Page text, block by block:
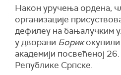
Након уручења ордена,
организације
дефилеу на бањалучким
у дворани Борикокупили
академији посвећеној
Републике Српске.